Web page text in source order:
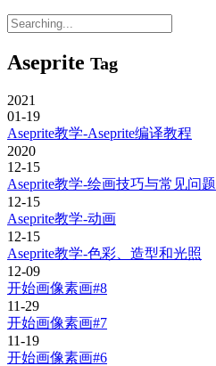
Aseprite Tag
2021
01-19
Aseprite教学-Aseprite编译教程
2020
12-15
Aseprite教学-绘画技巧与常见问题
12-15
Aseprite教学-动画
12-15
Aseprite教学-色彩、造型和光照
12-09
开始画像素画#8
11-29
开始画像素画#7
11-19
开始画像素画#6